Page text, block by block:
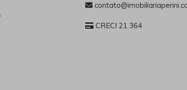
CRECI 21.364